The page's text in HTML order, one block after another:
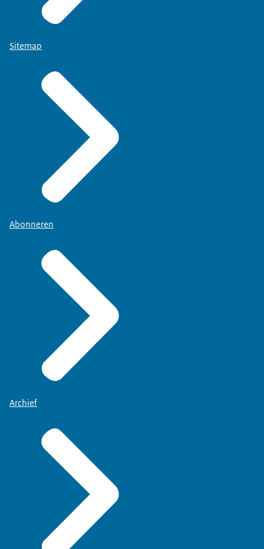
Sitemap
Abonneren
Archief